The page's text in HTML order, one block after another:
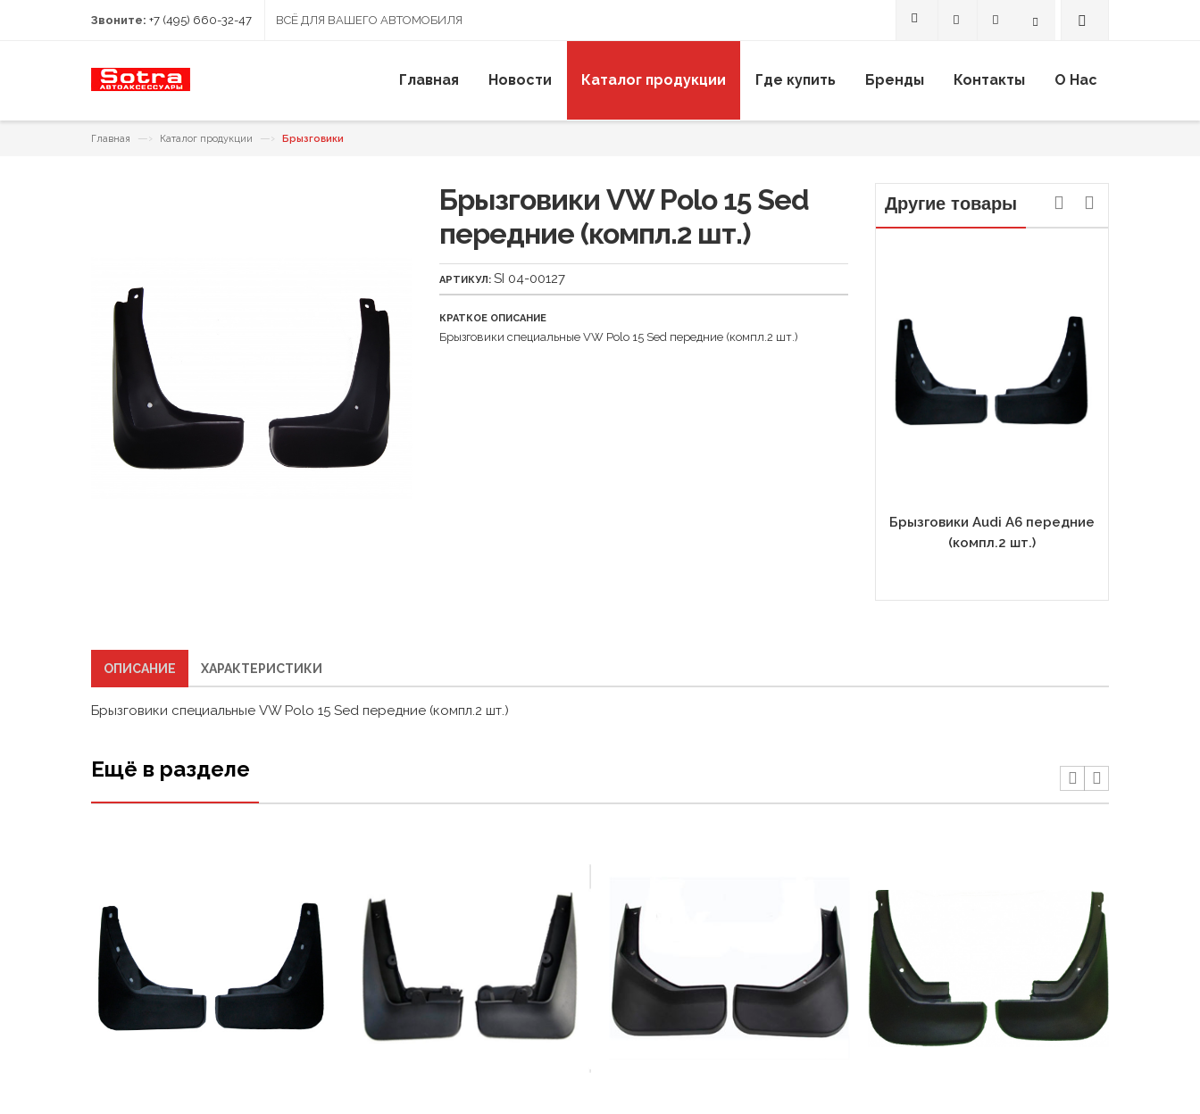
Звоните: +7 (495) 660-32-47 ВСЁ ДЛЯ ВАШЕГО АВТОМОБИЛЯ
Главная Новости Каталог продукции Где купить Бренды Контакты О Нас
Главная —› Каталог продукции —› Брызговики
Брызговики VW Polo 15 Sed
передние (компл.2 шт.)
АРТИКУЛ: SI 04-00127
КРАТКОЕ ОПИСАНИЕ
Брызговики специальные VW Polo 15 Sed передние (компл.2 шт.)
Другие товары
Брызговики Audi A6 передние
(компл.2 шт.)
ОПИСАНИЕ ХАРАКТЕРИСТИКИ
Брызговики специальные VW Polo 15 Sed передние (компл.2 шт.)
Ещё в разделе